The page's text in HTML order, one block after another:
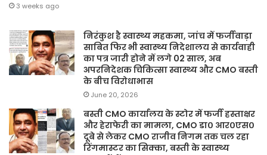
3 weeks ago
निरंकुश है स्वास्थ्य महकमा, जांच में फर्जीवाड़ा
साबित फिर भी स्वास्थ्य निदेशालय से कार्यवाही
का पत्र जारी होने में लगे 02 साल, अब
अपरनिदेशक चिकित्सा स्वास्थ्य और CMO बस्ती
के बीच विरोधाभास
June 20, 2026
बस्ती CMO कार्यालय के स्टोर में फर्जी हस्ताक्षर
और हेराफेरी का मामला, CMO डा० आर०एस०
दूबे से लेकर CMO राजीव निगम तक चल रहा
रिंगमास्टर का सिक्का, बस्ती के स्वास्थ्य